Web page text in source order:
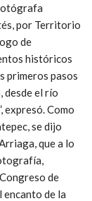
por Territorio
de
históricos
primeros pasos
desde el río
expresó. Como
se dijo
que a lo
de
encanto de la